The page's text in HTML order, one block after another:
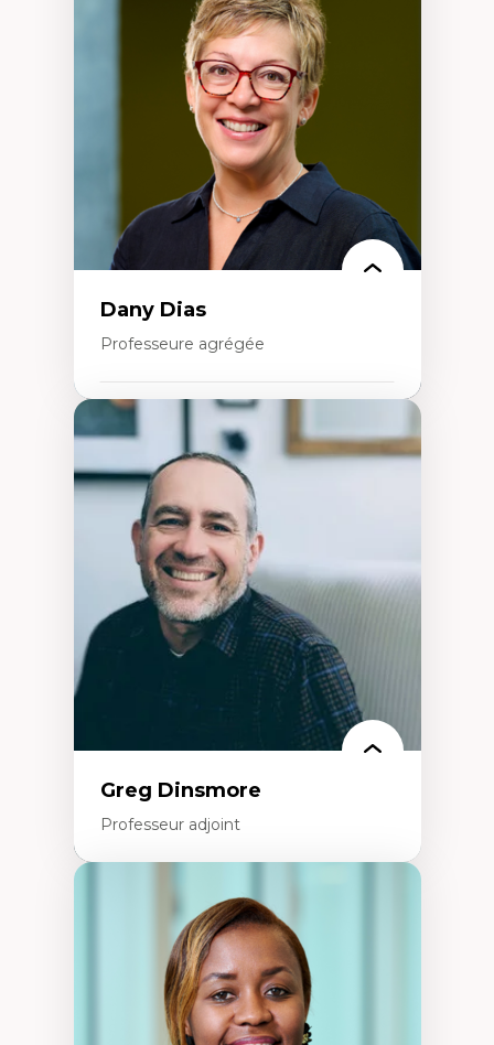
technologies et biotechnologies
Données ouvertes
Bioart, programmation et électronique
Histoire sociale et culturelle des
technologies numériques
Résistances et droits numériques
Internet des objets
Problématiques relatives à l’intelligence
artificielle, l’apprentissage machine et les
hautes technologies
Féminismes et nouvelles technologies
Dany Dias
Professeure agrégée
Pédagogies critiques et justice sociale
Éthique relationnelle et sollicitude en
éducation
Décolonisation et autochtonisation de la
formation à l’enseignement
Littératie et didactique du français
Éducation inclusive
Formation à l’enseignement en contexte
francophone minoritaire
Identité linguistique et culturelle
Recherche-action et approches
participatives
Leadership éducatif et pratiques réflexives
Éducation durable et bien-être en
Greg Dinsmore
Professeur adjoint
Fragmentation des auditoires médiatiques
Analyse multi-plateforme des auditoires
médiatiques
Analyse des comportements numériques à
travers les données massives et l’IA
Recherche quantitative et qualitative sur
les auditoires médiatiques